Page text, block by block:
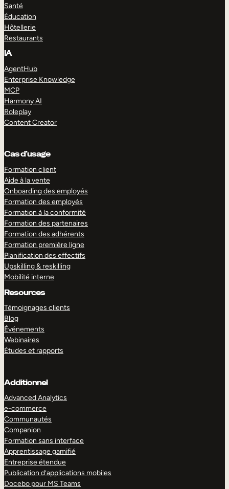
Santé
Éducation
Hôtellerie
Restaurants
IA
AgentHub
Enterprise Knowledge
MCP
Harmony AI
Roleplay
Content Creator
Cas d’usage
Formation client
Aide à la vente
Onboarding des employés
Formation des employés
Formation à la conformité
Formation des partenaires
Formation des adhérents
Formation première ligne
Planification des effectifs
Upskilling & reskilling
Mobilité interne
Resources
Témoignages clients
Blog
Événements
Webinaires
Études et rapports
Additionnel
Advanced Analytics
e-commerce
Communautés
Companion
Formation sans interface
Apprentissage gamifié
Entreprise étendue
Publication d’applications mobiles
Docebo pour MS Teams